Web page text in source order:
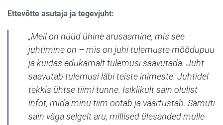
Ettevõtte asutaja ja tegevjuht:
„Meil on nüüd ühine arusaamine, mis see
juhtimine on – mis on juhi tulemuste mõõdupuu
ja kuidas edukamalt tulemusi saavutada. Juht
saavutab tulemusi läbi teiste inimeste. Juhtidel
tekkis ühtse tiimi tunne. Isiklikult sain olulist
infot, mida minu tiim ootab ja väärtustab. Samuti
sain väga selgelt aru, millised ülesanded mulle